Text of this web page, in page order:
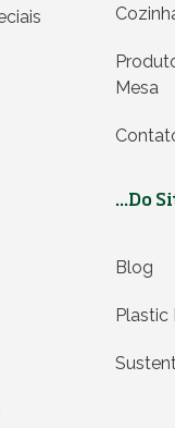
Mesa
...Do
Blog
Plastic